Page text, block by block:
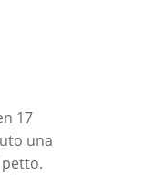
17
una